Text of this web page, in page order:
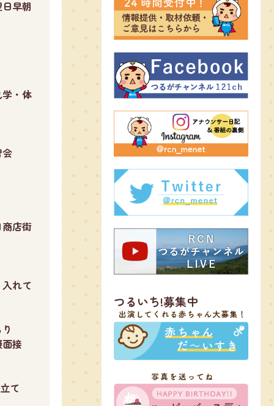
早朝
・体
店街
れて
接
て
つるいち!募集中